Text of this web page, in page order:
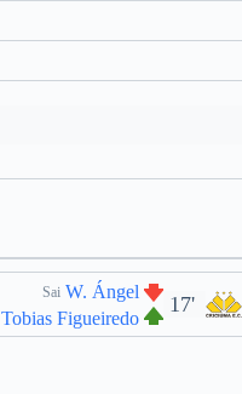
17'
Sai W. Ángel
Tobias Figueiredo